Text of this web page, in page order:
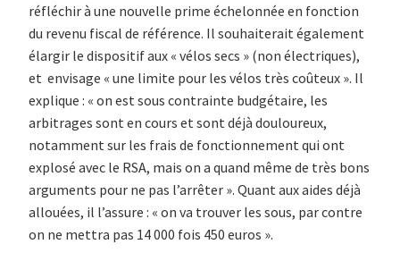
réfléchir à une nouvelle prime échelonnée en fonction
du revenu fiscal de référence. Il souhaiterait également
élargir le dispositif aux « vélos secs » (non électriques),
et envisage « une limite pour les vélos très coûteux ». Il
explique : « on est sous contrainte budgétaire, les
arbitrages sont en cours et sont déjà douloureux,
notamment sur les frais de fonctionnement qui ont
explosé avec le RSA, mais on a quand même de très bons
arguments pour ne pas l’arrêter ». Quant aux aides déjà
allouées, il l’assure : « on va trouver les sous, par contre
on ne mettra pas 14 000 fois 450 euros ».